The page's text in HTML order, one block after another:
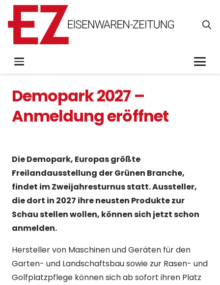
Demopark 2027 –
Anmeldung eröffnet
Die Demopark, Europas größte
Freilandausstellung der Grünen Branche,
findet im Zweijahresturnus statt. Aussteller,
die dort in 2027 ihre neusten Produkte zur
Schau stellen wollen, können sich jetzt schon
anmelden.
Hersteller von Maschinen und Geräten für den
Garten- und Landschaftsbau sowie zur Rasen- und
Golfplatzpflege können sich ab sofort ihren Platz